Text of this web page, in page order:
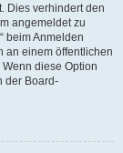
Dies verhindert den
angemeldet zu
beim Anmelden
an einem öffentlichen
diese Option
der Board-